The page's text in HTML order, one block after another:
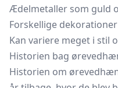
Ædelmetaller som guld
Forskellige
Kan variere meget i stil
Historien bag
Historien om